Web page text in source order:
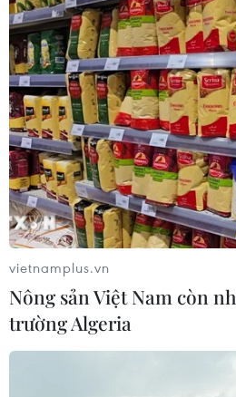
vietnamplus.vn
Nông sản Việt Nam còn
trường Algeria